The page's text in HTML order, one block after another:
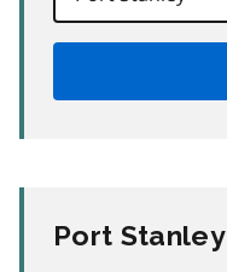
Port Stanley